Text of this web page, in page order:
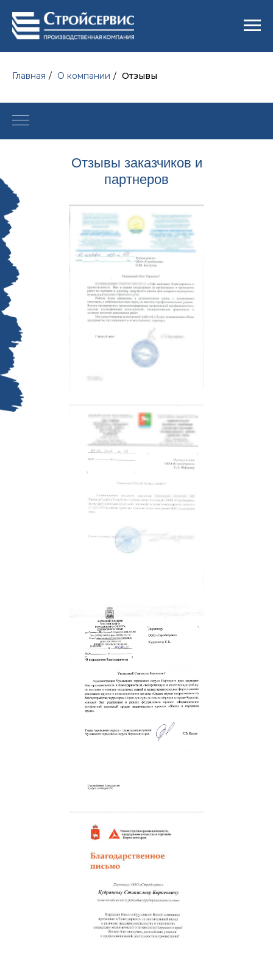
Главная / О компании / Отзывы
Отзывы заказчиков и
партнеров